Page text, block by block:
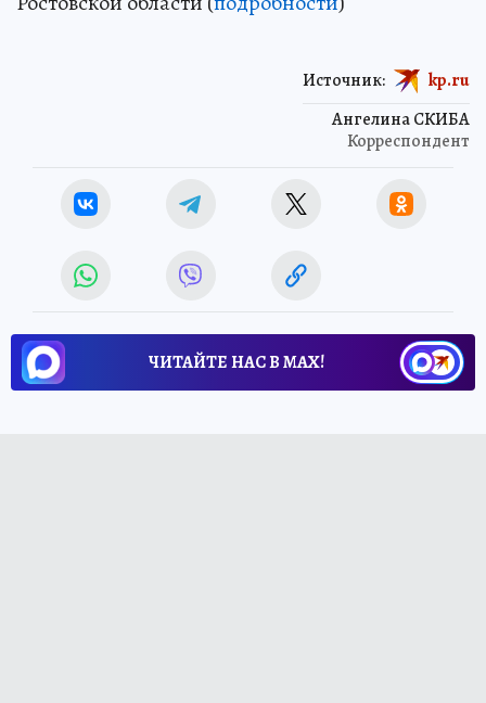
Ангелина СКИБА
Корреспондент
Источник: kp.ru
ЧИТАЙТЕ НАС В МАХ!